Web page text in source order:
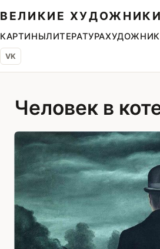
ВЕЛИКИЕ ХУДОЖНИКИ
КАРТИНЫЛИТЕРАТУРА
VK
Человек в